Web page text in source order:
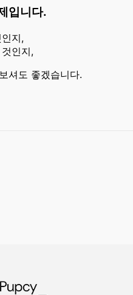
입니다.
지,
인지,
셔도 좋겠습니다.